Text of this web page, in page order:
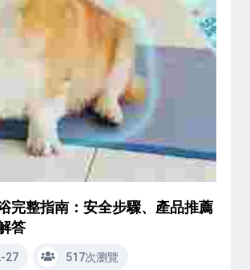
完整指南：安全步驟、產品推薦
答
27 517次瀏覽